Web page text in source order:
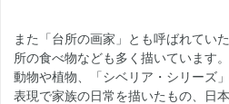
また「台所の画家」とも呼ばれてい
所の食べ物なども多く描いています
動物や植物、「シベリア・シリーズ
表現で家族の日常を描いたもの、日